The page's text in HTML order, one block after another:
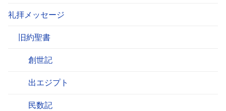
礼拝メッセージ
旧約聖書
創世記
出エジプト
民数記